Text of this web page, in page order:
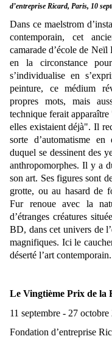
d’entreprise Ricard, Paris, 10
Dans ce maelstrom
contemporain, cet
camarade d’école de
en la circonstance
s’individualise en
peinture, ce médium
propres mots, mais
technique ferait
elles existaient déjà". Il
sorte d’automatisme
duquel se dessinent des
anthropomorphes. Il y a
son art. Ses figures sont
grotte, ou au hasard de
Fur renoue avec la
d’étranges créatures
BD, dans cet univers de
magnifiques. Ici le
déserté l’art
Le Vingtième Prix de la
11 septembre - 27 octobre
Fondation d’entreprise